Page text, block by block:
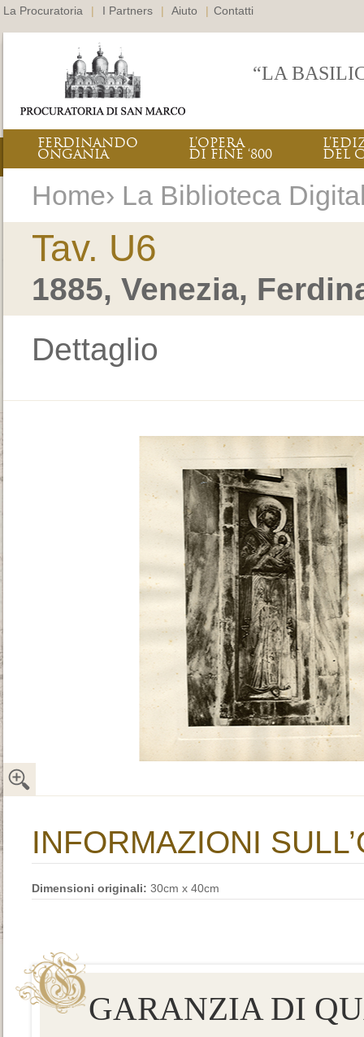
La Procuratoria | I Partners | Aiuto | Contatti
“LA
FERDINANDO
ONGANIA
L’OPERA
DI FINE ‘800 DEL
Home› La Biblioteca
Tav. U6
1885, Venezia,
Dettaglio
INFORMAZIONI
Dimensioni originali: 30cm x 40cm
GARANZIA DI